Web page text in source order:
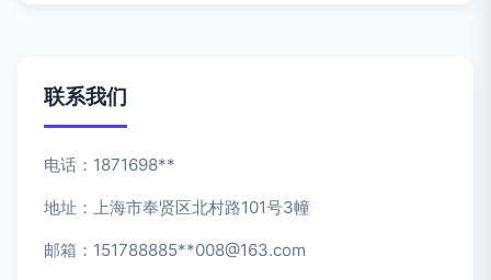
联系我们
电话：1871698**
地址：上海市奉贤区北村路101号3幢
邮箱：151788885**008@163.com